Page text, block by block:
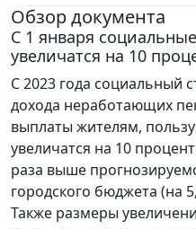
Обзор документа
С 1 января
увеличатся на 10
С 2023 года социальный
дохода неработающих
выплаты жителям,
увеличатся на 10
раза выше
городского бюджета (на
Также размеры